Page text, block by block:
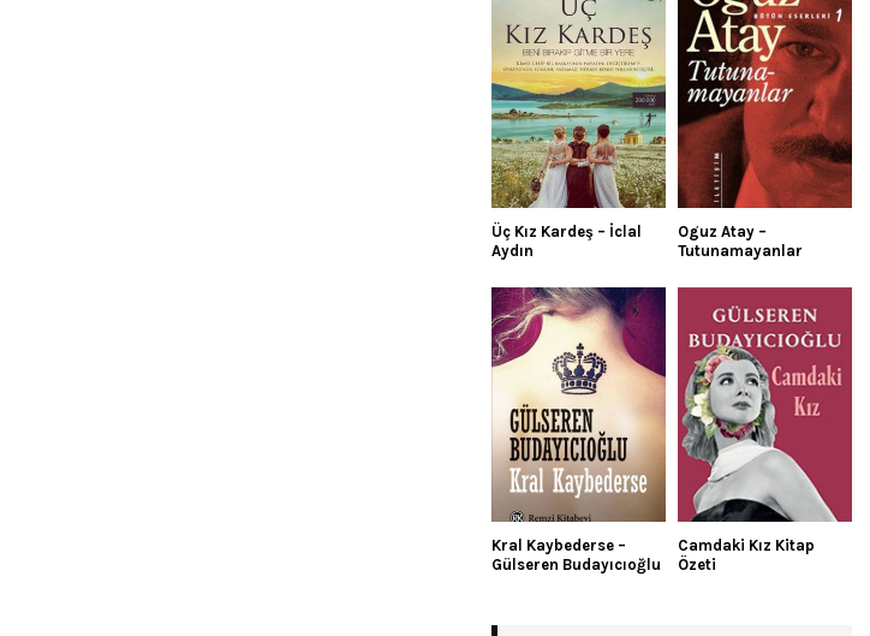
Üç Kız Kardeş – İclal
Aydın
Oguz Atay –
Tutunamayanlar
Kral Kaybederse –
Gülseren Budayıcıoğlu
Camdaki Kız Kitap
Özeti